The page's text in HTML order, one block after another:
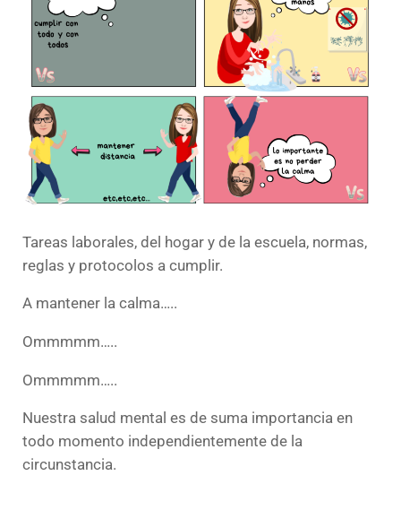
Tareas laborales, del hogar y de la escuela, normas,
reglas y protocolos a cumplir.
A mantener la calma…..
Ommmmm…..
Ommmmm…..
Nuestra salud mental es de suma importancia en
todo momento independientemente de la
circunstancia.